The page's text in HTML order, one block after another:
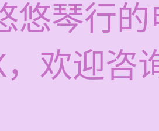
悠琴行
欢迎咨